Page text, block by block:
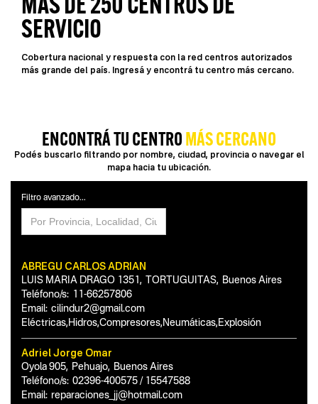
SERVICIO
Cobertura nacional y respuesta con la red centros autorizados
más grande del país. Ingresá y encontrá tu centro más cercano.
ENCONTRÁ TU CENTROMÁS CERCANO
Podés buscarlo filtrando por nombre, ciudad, provincia o navegar el
mapa hacia tu ubicación.
Filtro avanzado...
ABREGU CARLOS ADRIAN
LUIS MARIA DRAGO 1351 , TORTUGUITAS, Buenos Aires
Teléfono/s:
11-66257806
Email: cilindur2@gmail.com
Eléctricas,Hidros,Compresores,Neumáticas,Explosión
Adriel Jorge Omar
Oyola 905, Pehuajo, Buenos Aires
Teléfono/s: 02396-400575 / 15547588
Email: reparaciones_jj@hotmail.com